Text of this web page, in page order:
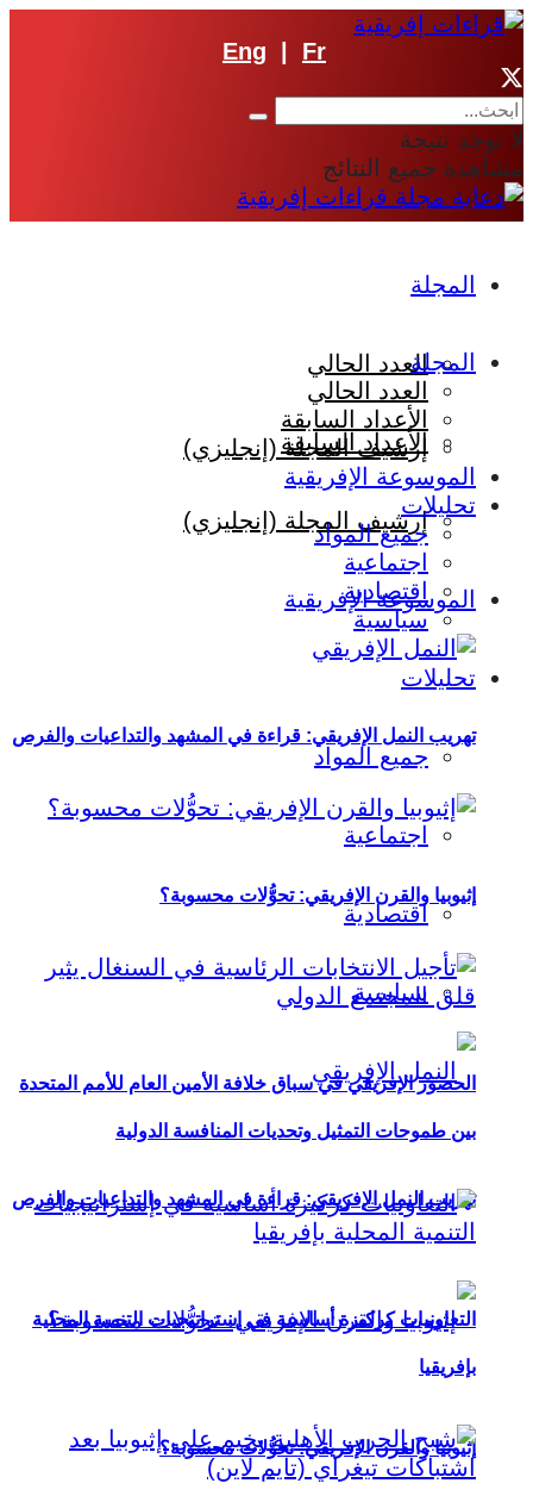
Eng Fr
لا توجد نتيجة
مشاهدة جميع النتائج
المجلة
العدد الحالي
الأعداد السابقة
إرشيف المجلة (إنجليزي)
الموسوعة الإفريقية
تحليلات
جميع المواد
اجتماعية
اقتصادية
سياسية
تهريب النمل الإفريقي: قراءة في المشهد والتداعيات والفرص
إثيوبيا والقرن الإفريقي: تحوُّلات محسوبة؟
المجلة
العدد الحالي
الأعداد السابقة
إرشيف المجلة (إنجليزي)
الموسوعة الإفريقية
تحليلات
جميع المواد
اجتماعية
اقتصادية
سياسية
تهريب النمل الإفريقي: قراءة في المشهد والتداعيات والفرص
إثيوبيا والقرن الإفريقي: تحوُّلات محسوبة؟
الحضور الإفريقي في سباق خلافة الأمين العام للأمم المتحدة
بين طموحات التمثيل وتحديات المنافسة الدولية
التعاونيات كركيزة أساسية في إستراتيجيات التنمية المحلية
بإفريقيا